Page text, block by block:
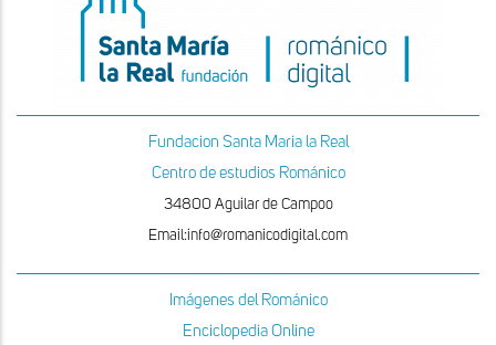
Fundacion Santa Maria la Real
Centro de estudios Románico
34800 Aguilar de Campoo
Email:info@romanicodigital.com
Imágenes del Románico
Enciclopedia Online